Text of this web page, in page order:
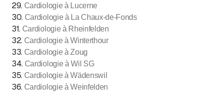
29. Cardiologie à Lucerne
30. Cardiologie à La Chaux-de-Fonds
31. Cardiologie à Rheinfelden
32. Cardiologie à Winterthour
33. Cardiologie à Zoug
34. Cardiologie à Wil SG
35. Cardiologie à Wädenswil
36. Cardiologie à Weinfelden